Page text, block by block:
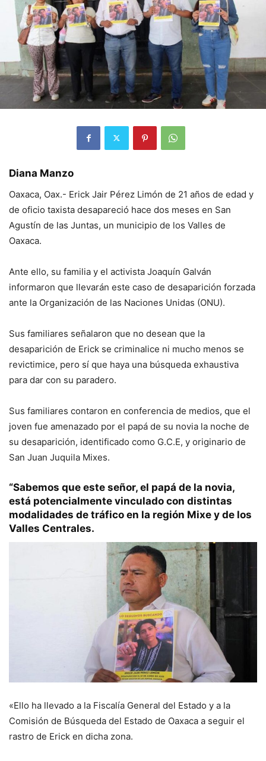
Diana Manzo
Oaxaca, Oax.- Erick Jair Pérez Limón de 21 años de edad y
de oficio taxista desapareció hace dos meses en San
Agustín de las Juntas, un municipio de los Valles de
Oaxaca.
Ante ello, su familia y el activista Joaquín Galván
informaron que llevarán este caso de desaparición forzada
ante la Organización de las Naciones Unidas (ONU).
Sus familiares señalaron que no desean que la
desaparición de Erick se criminalice ni mucho menos se
revictimice, pero sí que haya una búsqueda exhaustiva
para dar con su paradero.
Sus familiares contaron en conferencia de medios, que el
joven fue amenazado por el papá de su novia la noche de
su desaparición, identificado como G.C.E, y originario de
San Juan Juquila Mixes.
“Sabemos que este señor, el papá de la novia,
está potencialmente vinculado con distintas
modalidades de tráfico en la región Mixe y de los
Valles Centrales.
«Ello ha llevado a la Fiscalía General del Estado y a la
Comisión de Búsqueda del Estado de Oaxaca a seguir el
rastro de Erick en dicha zona.